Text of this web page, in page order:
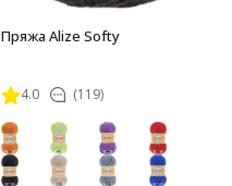
Пряжа Alize Softy
4.0 (119)